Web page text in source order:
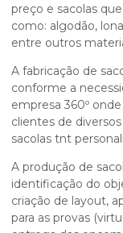
preço e sacolas
como: algodão,
entre outros
A fabricação de
conforme a
empresa 360º
clientes de
sacolas tnt
A produção de
identificação do
criação de layout,
para as provas